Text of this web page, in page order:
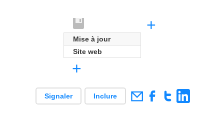
Mise à jour
Site web
+
+
Signaler Inclure